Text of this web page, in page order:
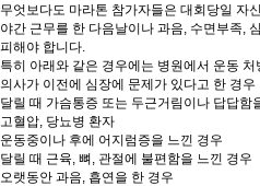
무엇보다도 마라톤 참가자들은 대회당일 자
야간 근무를 한 다음날이나 과음, 수면부족,
피해야 합니다.
특히 아래와 같은 경우에는 병원에서 운동
의사가 이전에 심장에 문제가 있다고 한 경우
달릴 때 가슴통증 또는 두근거림이나 답답함
고혈압, 당뇨병 환자
운동중이나 후에 어지럼증을 느낀 경우
달릴 때 근육, 뼈, 관절에 불편함을 느낀 경우
오랫동안 과음, 흡연을 한 경우